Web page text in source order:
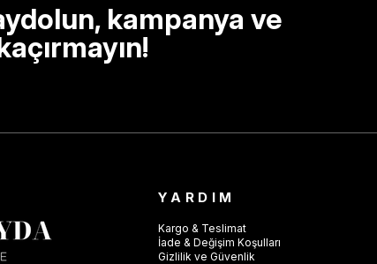
kampanya ve
YARDIM
Kargo & Teslimat
İade & Değişim Koşulları
Gizlilik ve Güvenlik